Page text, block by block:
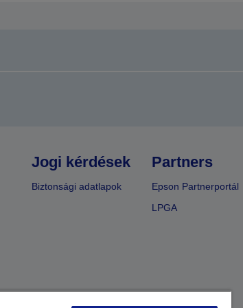
Jogi kérdések
Biztonsági adatlapok
Partners
Epson Partnerportál
LPGA